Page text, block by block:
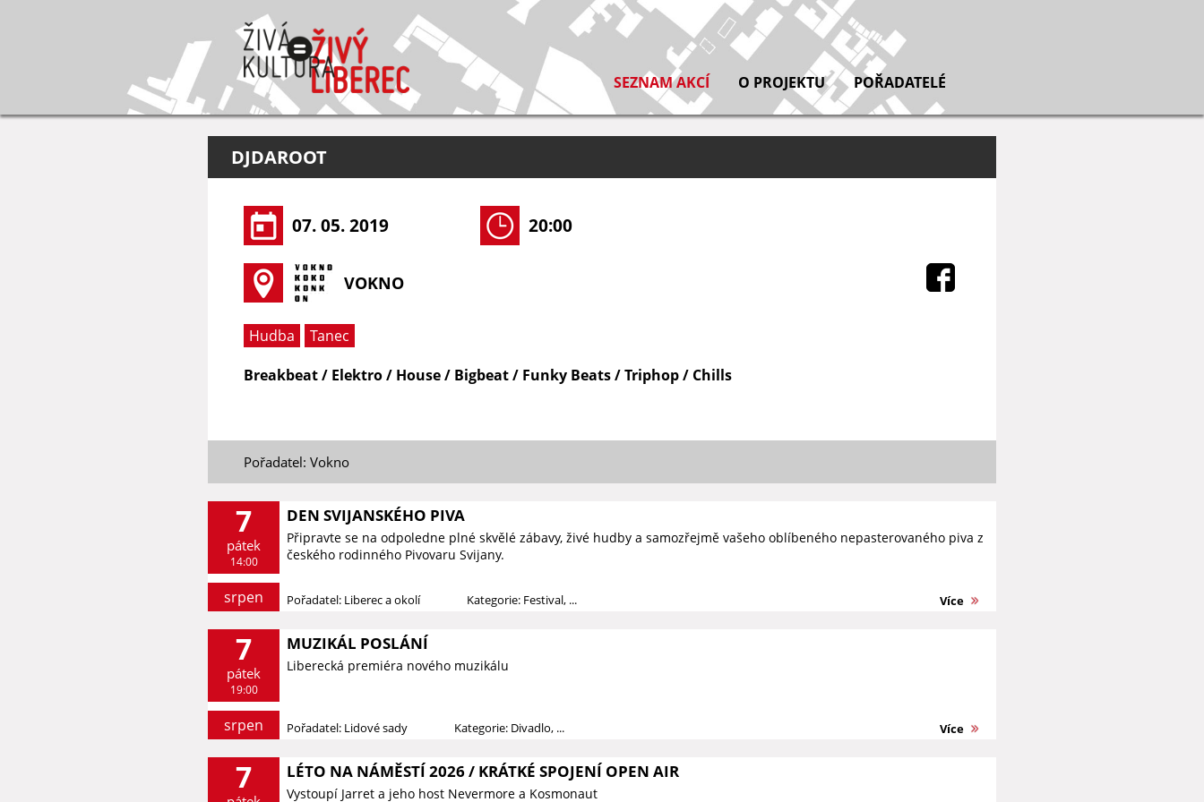
SEZNAM AKCÍ O PROJEKTU POŘADATELÉ
DJDAROOT
07. 05. 2019 20:00
VOKNO
Hudba
Tanec
Breakbeat / Elektro / House / Bigbeat / Funky Beats / Triphop / Chills
Pořadatel: Vokno
7
pátek
14:00
srpen
DEN SVIJANSKÉHO PIVA
Připravte se na odpoledne plné skvělé zábavy, živé hudby a samozřejmě vašeho oblíbeného nepasterovaného piva z
českého rodinného Pivovaru Svijany.
Pořadatel: Liberec a okolí Kategorie: Festival, ... Více
7
pátek
19:00
srpen
MUZIKÁL POSLÁNÍ
Liberecká premiéra nového muzikálu
Pořadatel: Lidové sady Kategorie: Divadlo, ... Více
7 LÉTO NA NÁMĚSTÍ 2026 / KRÁTKÉ SPOJENÍ OPEN AIR
Vystoupí Jarret a jeho host Nevermore a Kosmonaut